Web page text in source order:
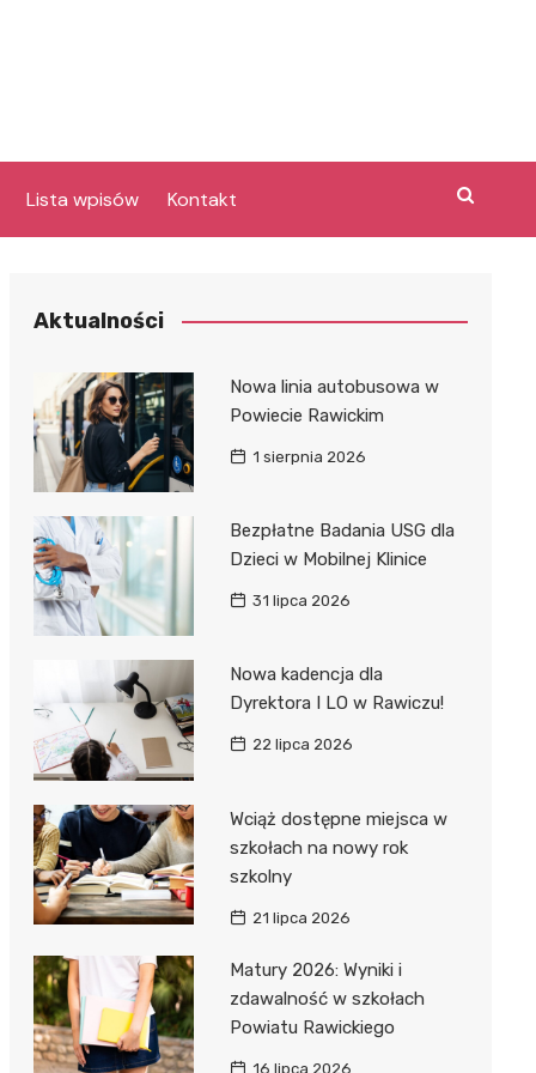
Lista wpisów Kontakt
Aktualności
Nowa linia autobusowa w
Powiecie Rawickim
1 sierpnia 2026
Bezpłatne Badania USG dla
Dzieci w Mobilnej Klinice
31 lipca 2026
Nowa kadencja dla
Dyrektora I LO w Rawiczu!
22 lipca 2026
Wciąż dostępne miejsca w
szkołach na nowy rok
szkolny
21 lipca 2026
Matury 2026: Wyniki i
zdawalność w szkołach
Powiatu Rawickiego
16 lipca 2026